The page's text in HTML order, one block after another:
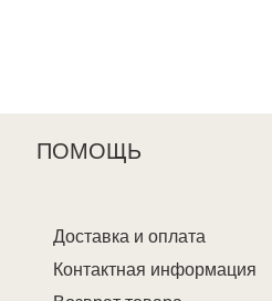
ПОМОЩЬ
Доставка и оплата
Контактная информация